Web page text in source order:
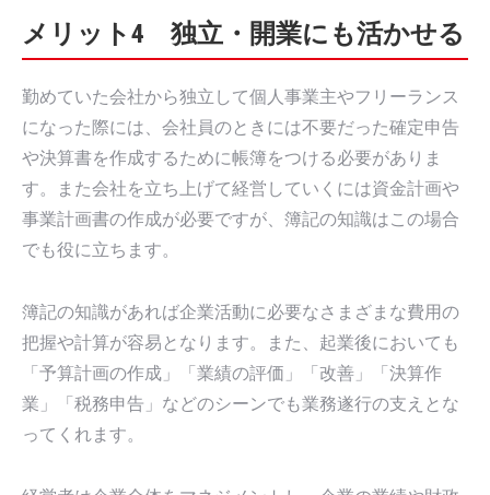
メリット4 独立・開業にも活かせる
勤めていた会社から独立して個人事業主やフリーランス
になった際には、会社員のときには不要だった確定申告
や決算書を作成するために帳簿をつける必要がありま
す。また会社を立ち上げて経営していくには資金計画や
事業計画書の作成が必要ですが、簿記の知識はこの場合
でも役に立ちます。
簿記の知識があれば企業活動に必要なさまざまな費用の
把握や計算が容易となります。また、起業後においても
「予算計画の作成」「業績の評価」「改善」「決算作
業」「税務申告」などのシーンでも業務遂行の支えとな
ってくれます。